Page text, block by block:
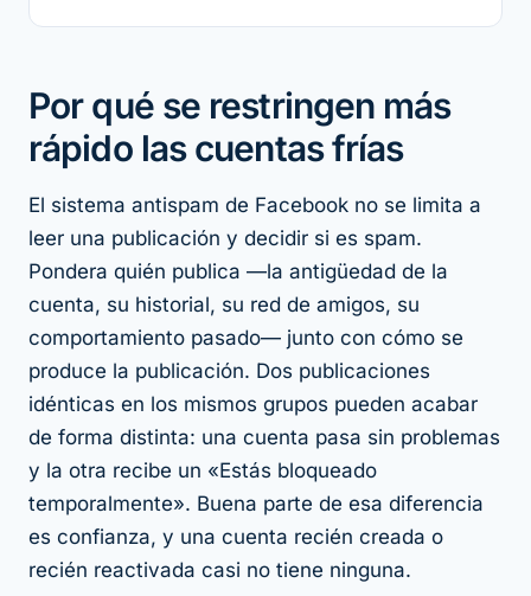
Por qué se restringen más
rápido las cuentas frías
El sistema antispam de Facebook no se limita a
leer una publicación y decidir si es spam.
Pondera quién publica —la antigüedad de la
cuenta, su historial, su red de amigos, su
comportamiento pasado— junto con cómo se
produce la publicación. Dos publicaciones
idénticas en los mismos grupos pueden acabar
de forma distinta: una cuenta pasa sin problemas
y la otra recibe un «Estás bloqueado
temporalmente». Buena parte de esa diferencia
es confianza, y una cuenta recién creada o
recién reactivada casi no tiene ninguna.